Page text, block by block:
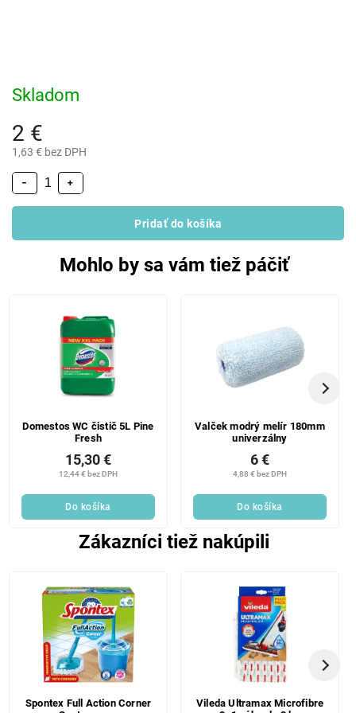
2 €
1,63 € bez DPH
Skladom
+
−
Pridať do košíka
Mohlo by sa vám tiež páčiť
Domestos WC čistič 5L Pine
Fresh
12,44 € bez DPH
15,30 €
Do košíka
Valček modrý melír 180mm
univerzálny
4,88 € bez DPH
6 €
Do košíka
Zákazníci tiež nakúpili
Spontex Full Action Corner
Vileda Ultramax Microfibre